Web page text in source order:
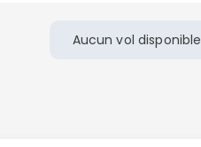
Aucun vol disponible